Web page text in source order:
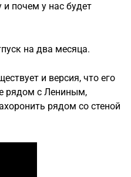
и почем у нас будет
на два месяца.
и версия, что его
рядом с Лениным,
рядом со стеной